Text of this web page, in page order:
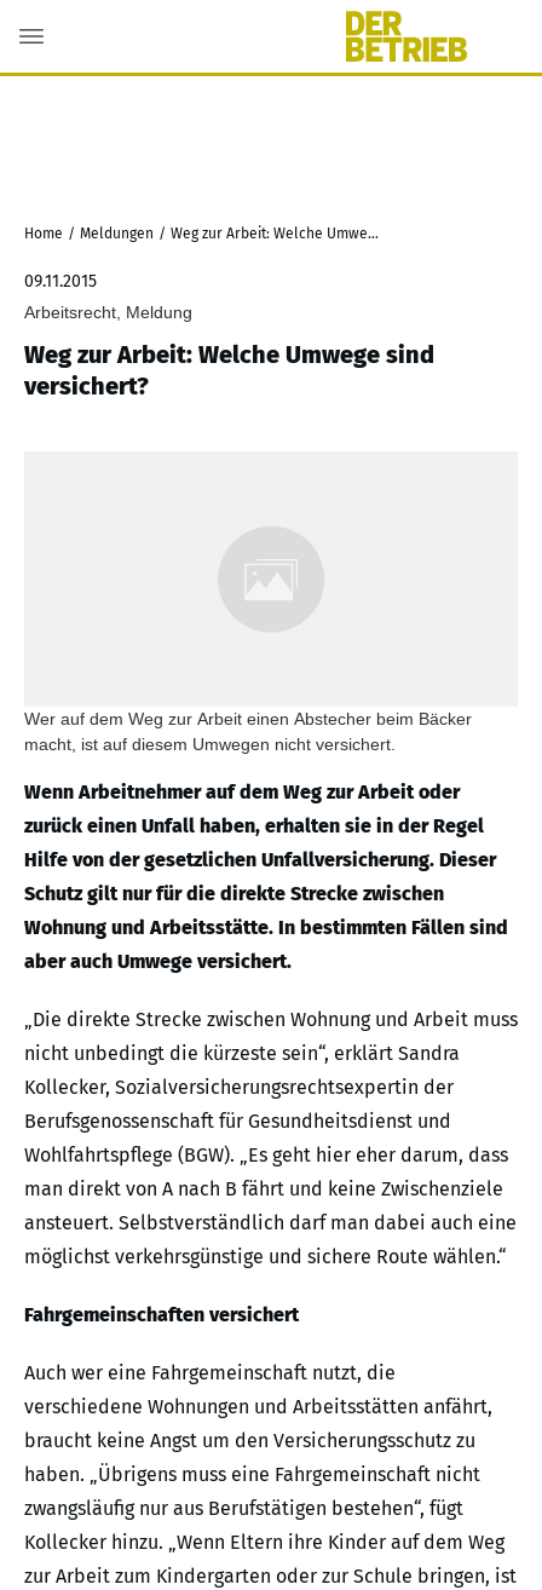
Home / Meldungen / Weg zur Arbeit: Welche Umwege sind versichert?
09.11.2015
Arbeitsrecht, Meldung
Weg zur Arbeit: Welche Umwege sind
versichert?
Wer auf dem Weg zur Arbeit einen Abstecher beim Bäcker
macht, ist auf diesem Umwegen nicht versichert.
Wenn Arbeitnehmer auf dem Weg zur Arbeit oder
zurück einen Unfall haben, erhalten sie in der Regel
Hilfe von der gesetzlichen Unfallversicherung. Dieser
Schutz gilt nur für die direkte Strecke zwischen
Wohnung und Arbeitsstätte. In bestimmten Fällen sind
aber auch Umwege versichert.
„Die direkte Strecke zwischen Wohnung und Arbeit muss
nicht unbedingt die kürzeste sein“, erklärt Sandra
Kollecker, Sozialversicherungsrechtsexpertin der
Berufsgenossenschaft für Gesundheitsdienst und
Wohlfahrtspflege (BGW). „Es geht hier eher darum, dass
man direkt von A nach B fährt und keine Zwischenziele
ansteuert. Selbstverständlich darf man dabei auch eine
möglichst verkehrsgünstige und sichere Route wählen.“
Fahrgemeinschaften versichert
Auch wer eine Fahrgemeinschaft nutzt, die
verschiedene Wohnungen und Arbeitsstätten anfährt,
braucht keine Angst um den Versicherungsschutz zu
haben. „Übrigens muss eine Fahrgemeinschaft nicht
zwangsläufig nur aus Berufstätigen bestehen“, fügt
Kollecker hinzu. „Wenn Eltern ihre Kinder auf dem Weg
zur Arbeit zum Kindergarten oder zur Schule bringen, ist